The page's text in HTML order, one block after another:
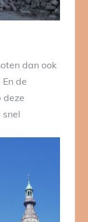
dan ook
de
deze